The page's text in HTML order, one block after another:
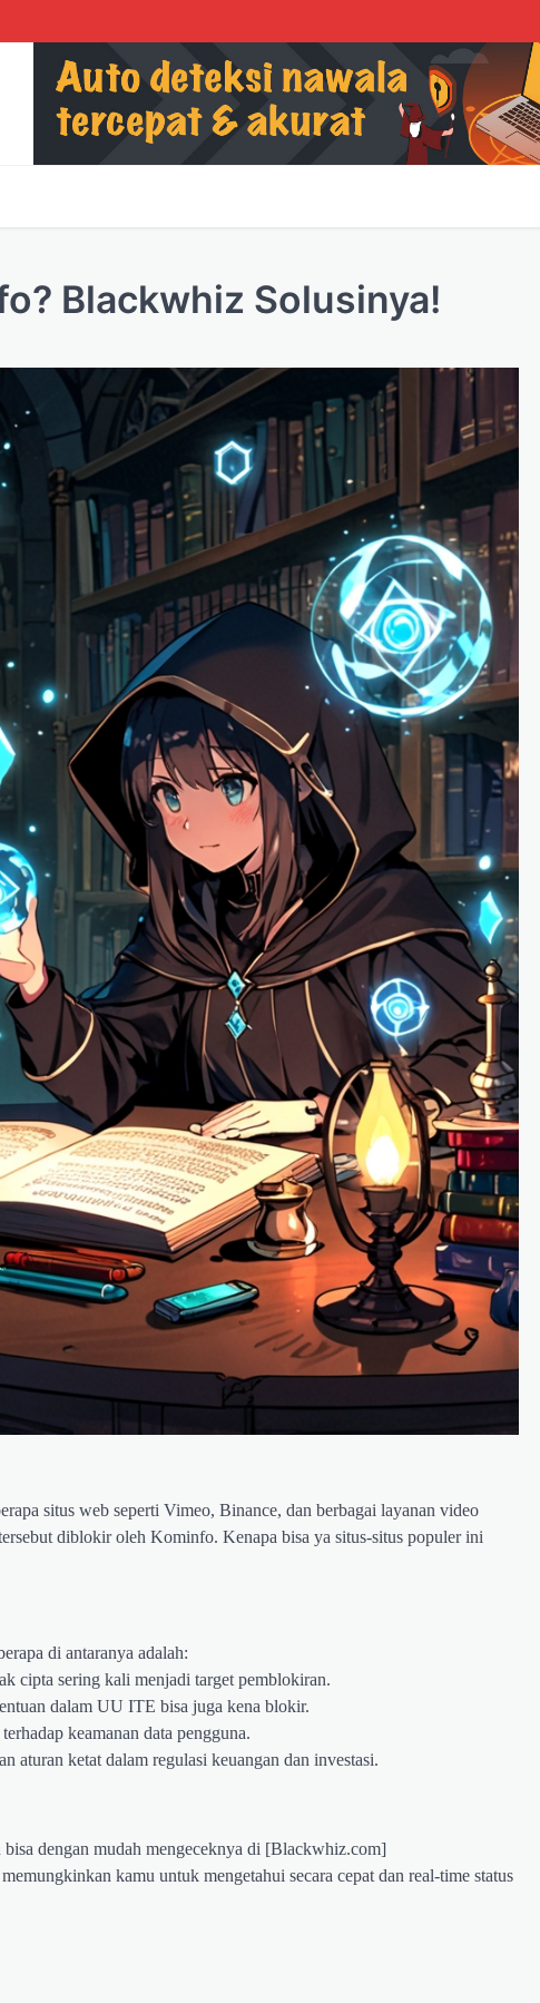
Blackwhiz Solusinya!
situs web seperti Vimeo, Binance, dan berbagai layanan video
diblokir oleh Kominfo. Kenapa bisa ya situs-situs populer ini
di antaranya adalah:
cipta sering kali menjadi target pemblokiran.
dalam UU ITE bisa juga kena blokir.
keamanan data pengguna.
ketat dalam regulasi keuangan dan investasi.
dengan mudah mengeceknya di [Blackwhiz.com]
kamu untuk mengetahui secara cepat dan real-time status